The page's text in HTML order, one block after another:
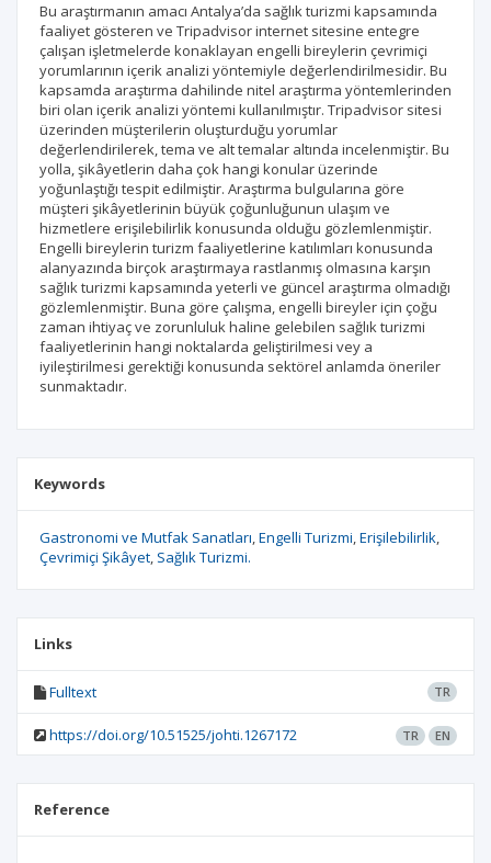
Bu araştırmanın amacı Antalya’da sağlık turizmi kapsamında
faaliyet gösteren ve Tripadvisor internet sitesine entegre
çalışan işletmelerde konaklayan engelli bireylerin çevrimiçi
yorumlarının içerik analizi yöntemiyle değerlendirilmesidir. Bu
kapsamda araştırma dahilinde nitel araştırma yöntemlerinden
biri olan içerik analizi yöntemi kullanılmıştır. Tripadvisor sitesi
üzerinden müşterilerin oluşturduğu yorumlar
değerlendirilerek, tema ve alt temalar altında incelenmiştir. Bu
yolla, şikâyetlerin daha çok hangi konular üzerinde
yoğunlaştığı tespit edilmiştir. Araştırma bulgularına göre
müşteri şikâyetlerinin büyük çoğunluğunun ulaşım ve
hizmetlere erişilebilirlik konusunda olduğu gözlemlenmiştir.
Engelli bireylerin turizm faaliyetlerine katılımları konusunda
alanyazında birçok araştırmaya rastlanmış olmasına karşın
sağlık turizmi kapsamında yeterli ve güncel araştırma olmadığı
gözlemlenmiştir. Buna göre çalışma, engelli bireyler için çoğu
zaman ihtiyaç ve zorunluluk haline gelebilen sağlık turizmi
faaliyetlerinin hangi noktalarda geliştirilmesi vey a
iyileştirilmesi gerektiği konusunda sektörel anlamda öneriler
sunmaktadır.
Keywords
Gastronomi ve Mutfak Sanatları Engelli Turizmi Erişilebilirlik
Çevrimiçi Şikâyet Sağlık Turizmi.
Links
Fulltext TR
https://doi.org/10.51525/johti.1267172 TR EN
Reference